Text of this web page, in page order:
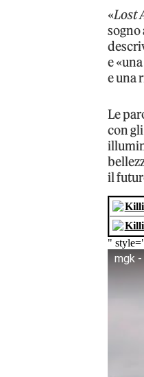
«Lost
sogno
e
e una
Le
con
il
"
mgk